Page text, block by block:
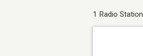
1 Radio